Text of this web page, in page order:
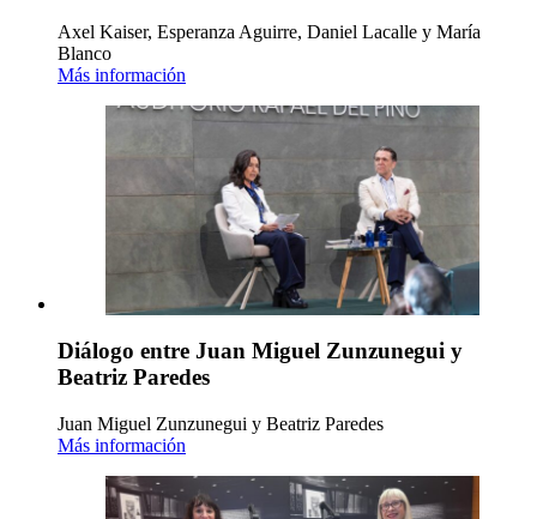
Axel Kaiser, Esperanza Aguirre, Daniel Lacalle y María
Blanco
Más información
Diálogo entre Juan Miguel Zunzunegui y
Beatriz Paredes
Juan Miguel Zunzunegui y Beatriz Paredes
Más información